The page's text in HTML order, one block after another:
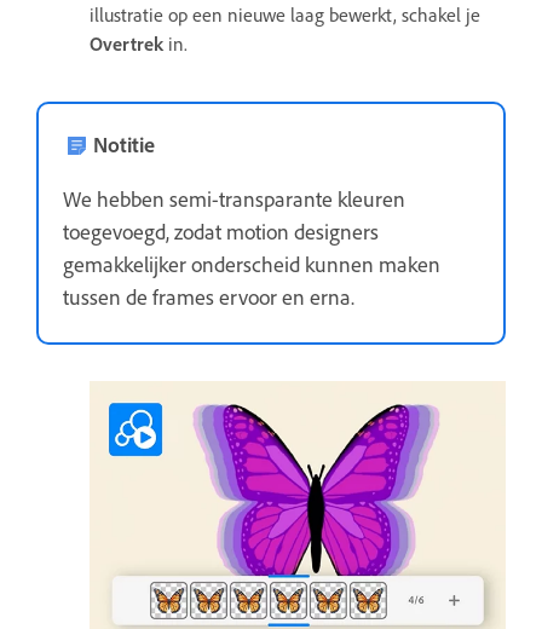
illustratie op een nieuwe laag bewerkt, schakel je
Overtrek in.
Notitie
We hebben semi-transparante kleuren
toegevoegd, zodat motion designers
gemakkelijker onderscheid kunnen maken
tussen de frames ervoor en erna.